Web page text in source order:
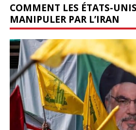
COMMENT LES ÉTATS-
MANIPULER PAR L’IRAN